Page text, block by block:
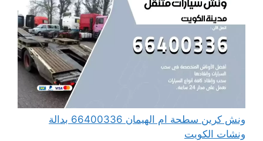
ونش كرين سطحة ام الهيمان 66400336 بدالة
ونشات الكويت